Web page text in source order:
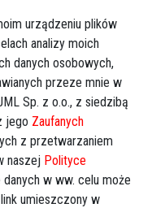
urządzeniu plików
analizy moich
danych osobowych,
przeze mnie w
Sp. z o.o., z siedzibą
jego Zaufanych
z przetwarzaniem
naszej Polityce
w ww. celu może
umieszczony w